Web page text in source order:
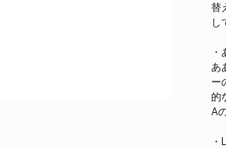
替
し
あ
ー
的
A